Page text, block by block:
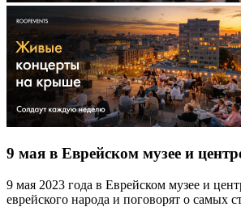
9 мая в Еврейском музее и
9 мая 2023 года в Еврейском музее и
еврейского народа и поговорят о самых